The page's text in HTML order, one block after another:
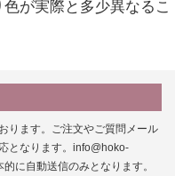
が実際と多少異なるこ
ります。ご注文やご質問メール
となります。info@hoko-
に自動送信のみとなります。